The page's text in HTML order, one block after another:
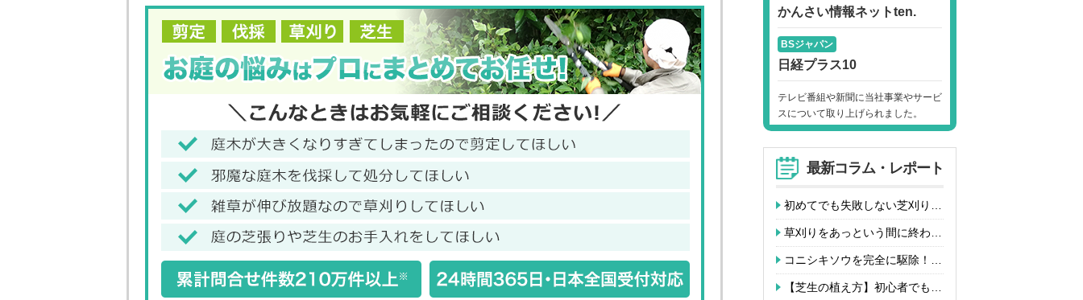
かんさい情報ネットten.
BSジャパン
日経プラス10
テレビ番組や新聞に当社事業やサービ
スについて取り上げられました。
最新コラム・レポート
初めてでも失敗しない芝刈り…
草刈りをあっという間に終わ…
コニシキソウを完全に駆除！…
【芝生の植え方】初心者でも…